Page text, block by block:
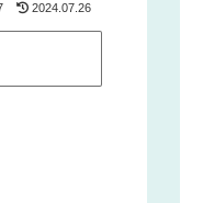
2024.07.26